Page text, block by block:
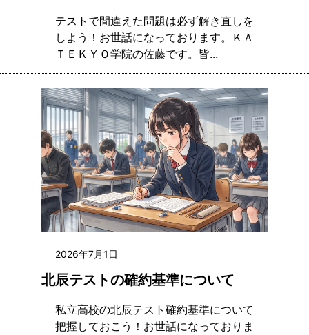
テストで間違えた問題は必ず解き直しを
しよう！お世話になっております。ＫＡ
ＴＥＫＹＯ学院の佐藤です。皆...
2026年7月1日
北辰テストの確約基準について
私立高校の北辰テスト確約基準について
把握しておこう！お世話になっておりま